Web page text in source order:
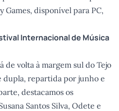
disponível para PC,
Internacional de Música
de volta à margem sul do Tejo
dupla, repartida por junho e
destacamos os
Santos Silva, Odete e